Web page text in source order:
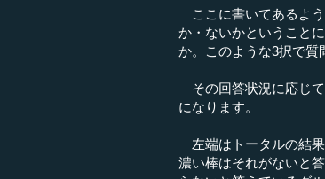
ここに書いてあるよ
か・ないかということ
か。このような3択で質
その回答状況に応じ
になります。
左端はトータルの結果
濃い棒はそれがないと